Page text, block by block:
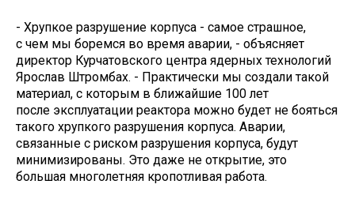
- Хрупкое разрушение корпуса - самое страшное,
с чем мы боремся во время аварии, - объясняет
директор Курчатовского центра ядерных технологий
Ярослав Штромбах. - Практически мы создали такой
материал, с которым в ближайшие 100 лет
после эксплуатации реактора можно будет не бояться
такого хрупкого разрушения корпуса. Аварии,
связанные с риском разрушения корпуса, будут
минимизированы. Это даже не открытие, это
большая многолетняя кропотливая работа.